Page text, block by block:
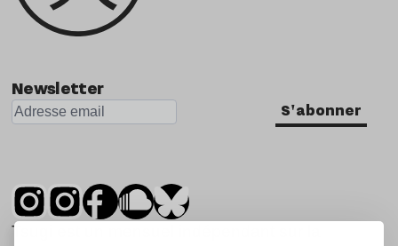
Newsletter
S'abonner
Tsugi est un mensuel indépendant sur la